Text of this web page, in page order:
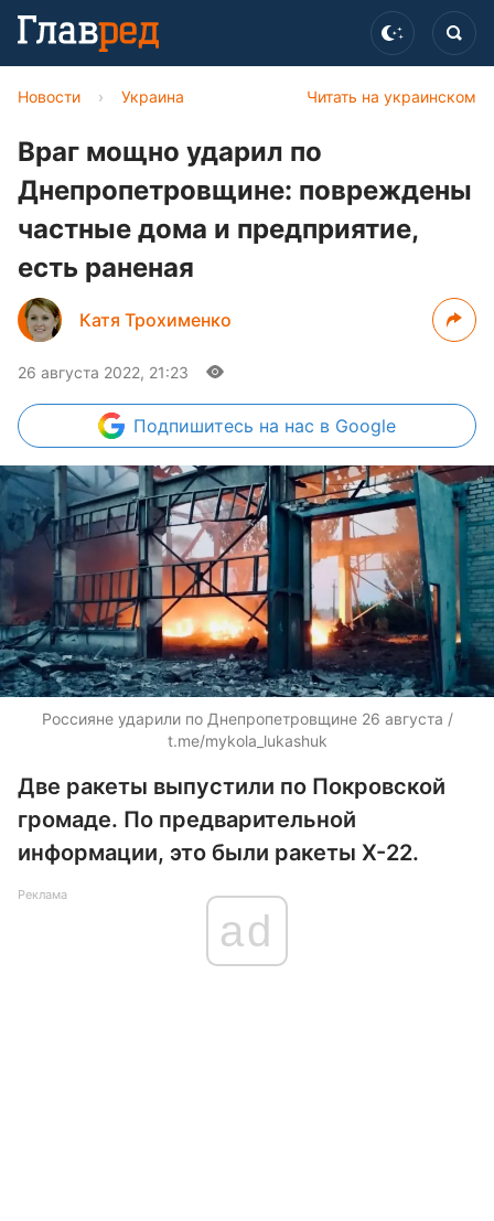
Читать на украинском
Новости › Украина
Враг мощно ударил по
Днепропетровщине: повреждены
частные дома и предприятие,
есть раненая
Катя Трохименко
26 августа 2022, 21:23
Подпишитесь на нас в Google
Россияне ударили по Днепропетровщине 26 августа /
t.me/mykola_lukashuk
Две ракеты выпустили по Покровской
громаде. По предварительной
информации, это были ракеты Х-22.
Реклама
ad